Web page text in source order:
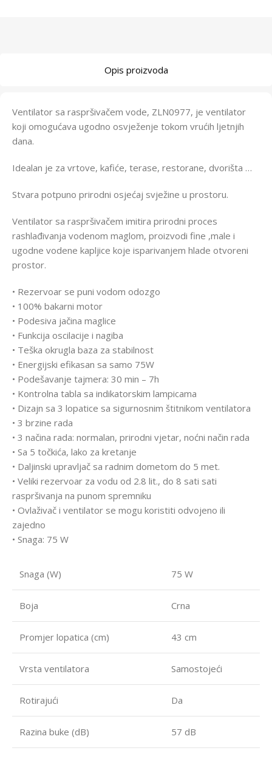
Opis proizvoda
Ventilator sa raspršivačem vode, ZLN0977, je ventilator
koji omogućava ugodno osvježenje tokom vrućih ljetnjih
dana.
Idealan je za vrtove, kafiće, terase, restorane, dvorišta …
Stvara potpuno prirodni osjećaj svježine u prostoru.
Ventilator sa raspršivačem imitira prirodni proces
rashlađivanja vodenom maglom, proizvodi fine ,male i
ugodne vodene kapljice koje isparivanjem hlade otvoreni
prostor.
• Rezervoar se puni vodom odozgo
• 100% bakarni motor
• Podesiva jačina maglice
• Funkcija oscilacije i nagiba
• Teška okrugla baza za stabilnost
• Energijski efikasan sa samo 75W
• Podešavanje tajmera: 30 min – 7h
• Kontrolna tabla sa indikatorskim lampicama
• Dizajn sa 3 lopatice sa sigurnosnim štitnikom ventilatora
• 3 brzine rada
• 3 načina rada: normalan, prirodni vjetar, noćni način rada
• Sa 5 točkića, lako za kretanje
• Daljinski upravljač sa radnim dometom do 5 met.
• Veliki rezervoar za vodu od 2.8 lit., do 8 sati sati
raspršivanja na punom spremniku
• Ovlaživač i ventilator se mogu koristiti odvojeno ili
zajedno
• Snaga: 75 W
Snaga (W) 75 W
Boja Crna
Promjer lopatica (cm) 43 cm
Vrsta ventilatora Samostojeći
Rotirajući Da
Razina buke (dB) 57 dB